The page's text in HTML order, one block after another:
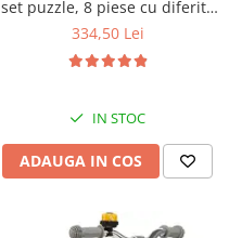
set puzzle, 8 piese cu diferite
texturi, Marco Polo
334,50 Lei
IN STOC
ADAUGA IN COS